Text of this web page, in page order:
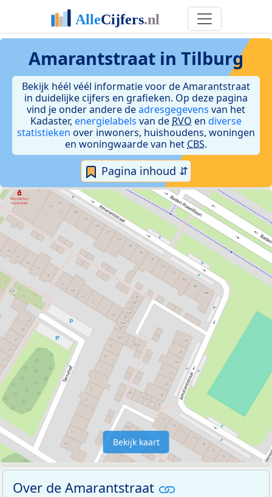
Amarantstraat in Tilburg
Bekijk héél véél informatie voor de Amarantstraat
in duidelijke cijfers en grafieken. Op deze pagina
vind je onder andere deadresgegevens van het
Kadaster, energielabels van de RVO en diverse
statistieken over inwoners, huishoudens, woningen
en woningwaarde van het CBS.
Pagina inhoud ⇵
Bekijk kaart
Over de Amarantstraat